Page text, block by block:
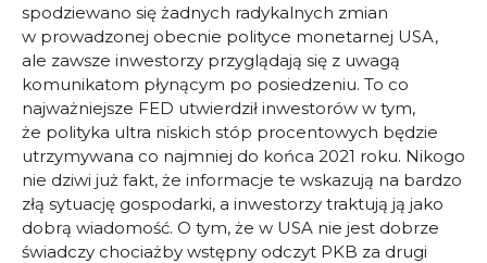
spodziewano się żadnych radykalnych zmian
w prowadzonej obecnie polityce monetarnej USA,
ale zawsze inwestorzy przyglądają się z uwagą
komunikatom płynącym po posiedzeniu. To co
najważniejsze FED utwierdził inwestorów w tym,
że polityka ultra niskich stóp procentowych będzie
utrzymywana co najmniej do końca 2021 roku. Nikogo
nie dziwi już fakt, że informacje te wskazują na bardzo
złą sytuację gospodarki, a inwestorzy traktują ją jako
dobrą wiadomość. O tym, że w USA nie jest dobrze
świadczy chociażby wstępny odczyt PKB za drugi